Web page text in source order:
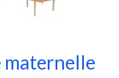
maternelle